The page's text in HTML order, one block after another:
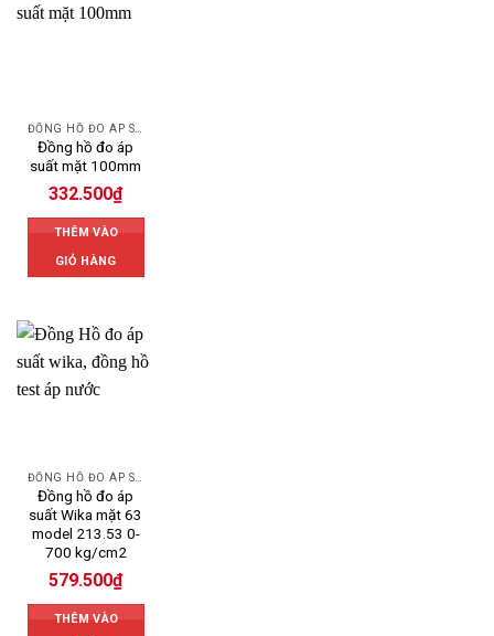
Đồng hồ đo áp
suất mặt 100mm
332.500₫
THÊM VÀO
GIỎ HÀNG
Đồng hồ đo áp
suất Wika mặt 63
model 213.53 0-
700 kg/cm2
579.500₫
THÊM VÀO